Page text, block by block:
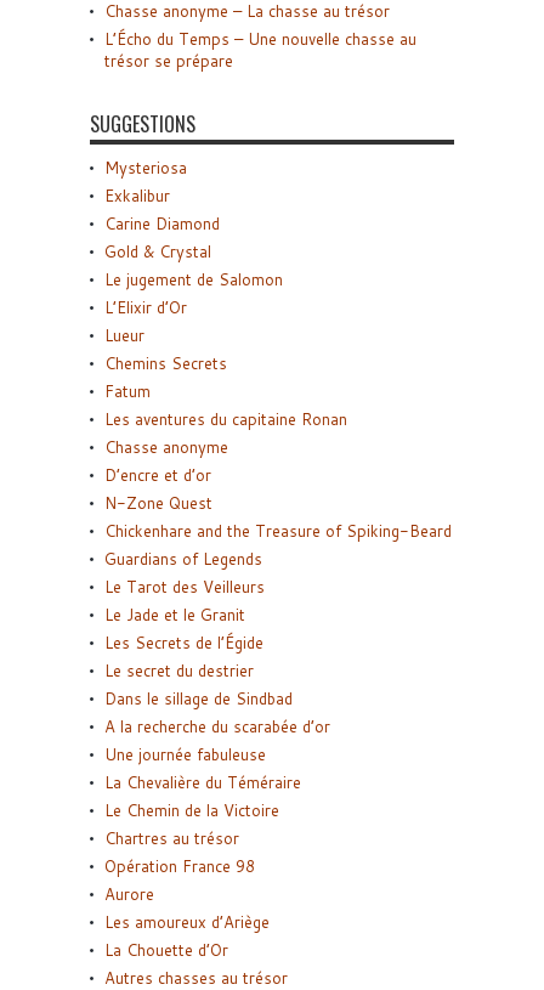
Chasse anonyme – La chasse au trésor
L’Écho du Temps – Une nouvelle chasse au
trésor se prépare
SUGGESTIONS
Mysteriosa
Exkalibur
Carine Diamond
Gold & Crystal
Le jugement de Salomon
L’Elixir d’Or
Lueur
Chemins Secrets
Fatum
Les aventures du capitaine Ronan
Chasse anonyme
D’encre et d’or
N-Zone Quest
Chickenhare and the Treasure of Spiking-Beard
Guardians of Legends
Le Tarot des Veilleurs
Le Jade et le Granit
Les Secrets de l’Égide
Le secret du destrier
Dans le sillage de Sindbad
A la recherche du scarabée d’or
Une journée fabuleuse
La Chevalière du Téméraire
Le Chemin de la Victoire
Chartres au trésor
Opération France 98
Aurore
Les amoureux d’Ariège
La Chouette d’Or
Autres chasses au trésor